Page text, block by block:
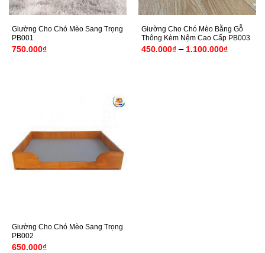
Giường Cho Chó Mèo Sang Trọng
PB001
750.000₫
Giường Cho Chó Mèo Bằng Gỗ
Thông Kèm Nệm Cao Cấp PB003
450.000₫ – 1.100.000₫Khoảng
Giường Cho Chó Mèo Sang Trọng
PB002
650.000₫